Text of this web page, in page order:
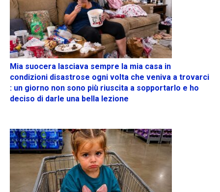
Mia suocera lasciava sempre la mia casa in
condizioni disastrose ogni volta che veniva a trovarci
: un giorno non sono più riuscita a sopportarlo e ho
deciso di darle una bella lezione